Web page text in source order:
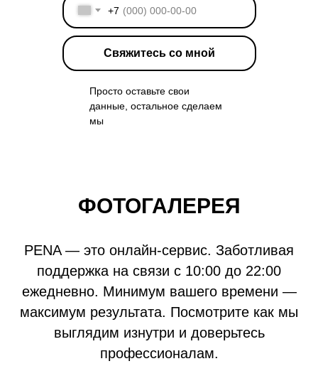
+7
Свяжитесь со мной
Просто оставьте свои
данные, остальное сделаем
мы
ФОТОГАЛЕРЕЯ
PENA — это онлайн-сервис. Заботливая
поддержка на связи с 10:00 до 22:00
ежедневно. Минимум вашего времени —
максимум результата. Посмотрите как мы
выглядим изнутри и доверьтесь
профессионалам.